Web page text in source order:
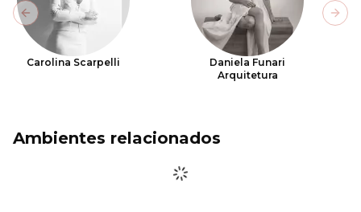
Carolina Scarpelli
Daniela Funari
Arquitetura
Previous slide
Ambientes relacionados